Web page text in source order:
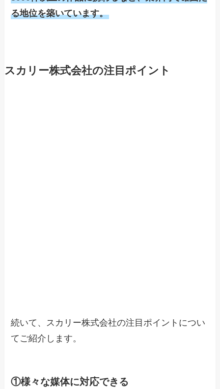
る地位を築いています。
スカリー株式会社の注目ポイント
続いて、スカリー株式会社の注目ポイントについ
てご紹介します。
①様々な媒体に対応できる